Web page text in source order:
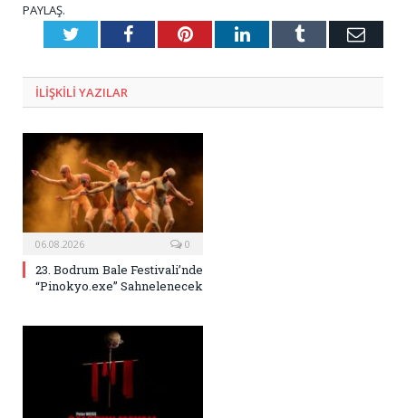
PAYLAŞ.
TwitterFacebookPinterestLinkedInTumblr E-
ILIŞKILI YAZILAR
06.08.2026 0
23. Bodrum Bale Festivali’nde
“Pinokyo.exe” Sahnelenecek